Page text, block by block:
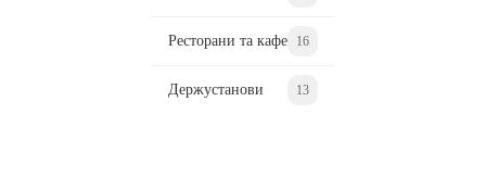
Ресторани та кафе 16
Держустанови 13